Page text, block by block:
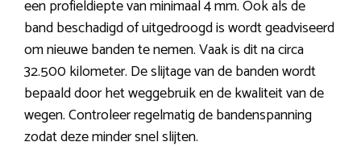
een profieldiepte van minimaal 4 mm. Ook als de
band beschadigd of uitgedroogd is wordt geadviseerd
om nieuwe banden te nemen. Vaak is dit na circa
32.500 kilometer. De slijtage van de banden wordt
bepaald door het weggebruik en de kwaliteit van de
wegen. Controleer regelmatig de bandenspanning
zodat deze minder snel slijten.